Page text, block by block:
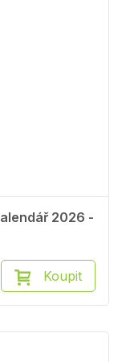
2026 -
Koupit